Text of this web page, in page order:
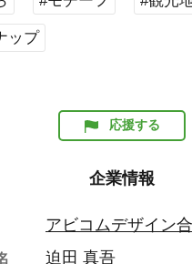
ップ
応援する
企業情報
アビコムデザイン
迫田 真吾